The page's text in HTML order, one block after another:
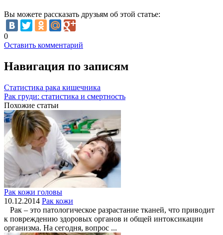
Вы можете рассказать друзьям об этой статье:
0
Оставить комментарий
Навигация по записям
Статистика рака кишечника
Рак груди: статистика и смертность
Похожие статьи
Рак кожи головы
10.12.2014 Рак кожи
Рак – это патологическое разрастание тканей, что приводит
к повреждению здоровых органов и общей интоксикации
организма. На сегодня, вопрос ...